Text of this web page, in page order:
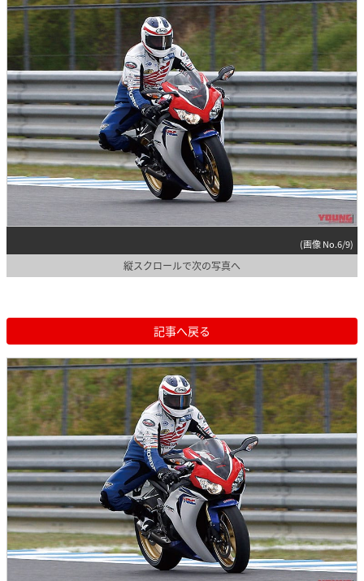
(画像 No.6/9)
縦スクロールで次の写真へ
記事へ戻る